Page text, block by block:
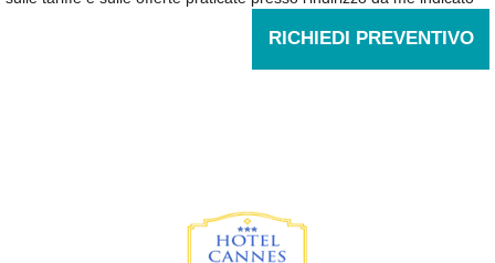
RICHIEDI PREVENTIVO